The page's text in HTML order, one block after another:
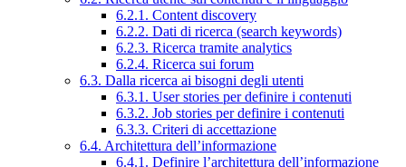
6.2.1. Content discovery
6.2.2. Dati di ricerca (search keywords)
6.2.3. Ricerca tramite analytics
6.2.4. Ricerca sui forum
6.3. Dalla ricerca ai bisogni degli utenti
6.3.1. User stories per definire i contenuti
6.3.2. Job stories per definire i contenuti
6.3.3. Criteri di accettazione
6.4. Architettura dell’informazione
6.4.1. Definire l’architettura dell’informazione